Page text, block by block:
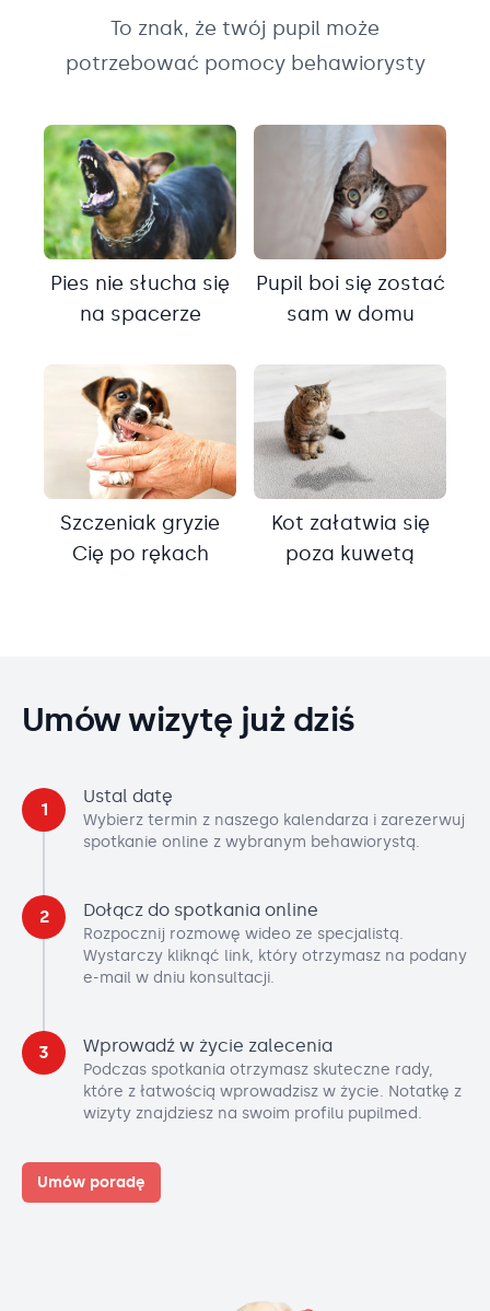
To znak, że twój pupil może
potrzebować pomocy behawiorysty
Pies nie słucha się
na spacerze
Pupil boi się zostać
sam w domu
Szczeniak gryzie
Cię po rękach
Kot załatwia się
poza kuwetą
Umów wizytę już dziś
1
Ustal datę
Wybierz termin z naszego kalendarza i zarezerwuj
spotkanie online z wybranym behawiorystą.
2 Dołącz do spotkania online
Rozpocznij rozmowę wideo ze specjalistą.
Wystarczy kliknąć link, który otrzymasz na podany
e-mail w dniu konsultacji.
3 Wprowadź w życie zalecenia
Podczas spotkania otrzymasz skuteczne rady,
które z łatwością wprowadzisz w życie. Notatkę z
wizyty znajdziesz na swoim profilu pupilmed.
Umów poradę